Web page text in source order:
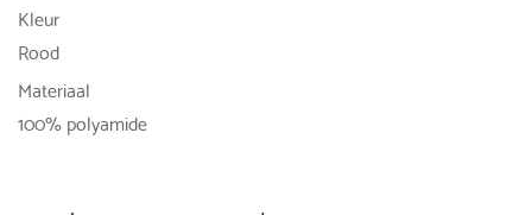
Kleur
Rood
Materiaal
100% polyamide